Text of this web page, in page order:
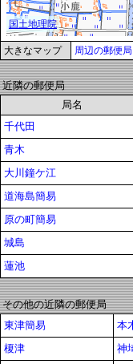
大きなマップ 周辺の郵便局
近隣の郵便局
局名
千代田
青木
大川鐘ケ江
道海島簡易
原の町簡易
城島
蓮池
その他の近隣の郵便局
東津簡易
本
榎津
神